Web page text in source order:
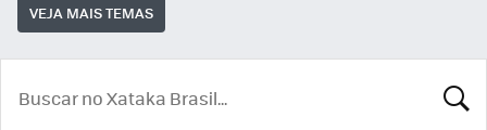
VEJA MAIS TEMAS